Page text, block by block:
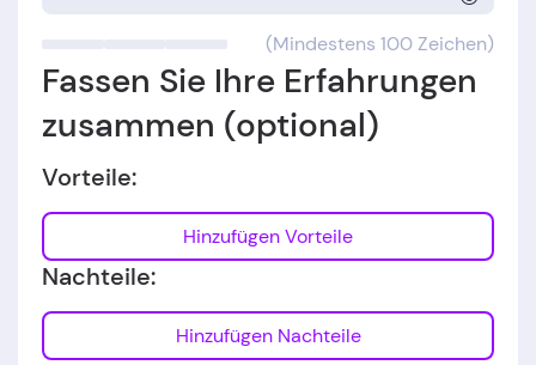
(Mindestens 100 Zeichen)
Fassen Sie Ihre Erfahrungen
zusammen (optional)
Vorteile:
Hinzufügen Vorteile
Nachteile:
Hinzufügen Nachteile